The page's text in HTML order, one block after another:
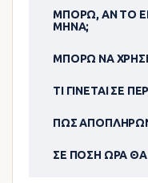
ΜΠΟΡΏ, ΑΝ ΤΟ
ΜΉΝΑ;
ΜΠΟΡΏ ΝΑ
ΤΙ ΓΊΝΕΤΑΙ ΣΕ
ΠΏΣ
ΣΕ ΠΌΣΗ ΏΡΑ ΘΑ